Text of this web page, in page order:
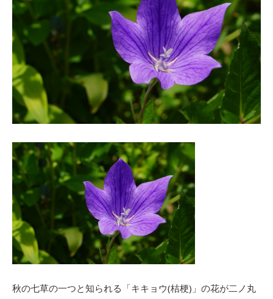
秋の七草の一つと知られる「キキョウ(桔梗)」の花が二ノ丸